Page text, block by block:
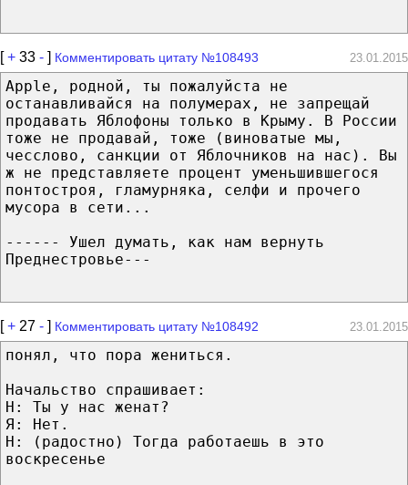
[+ 33 - ] Комментировать цитату №108493 23.01.2015
Apple, родной, ты пожалуйста не
останавливайся на полумерах, не запрещай
продавать Яблофоны только в Крыму. В России
тоже не продавай, тоже (виноватые мы,
чесслово, санкции от Яблочников на нас). Вы
ж не представляете процент уменьшившегося
понтостроя, гламурняка, селфи и прочего
мусора в сети...
------ Ушел думать, как нам вернуть
Преднестровье---
[+ 27 - ] Комментировать цитату №108492 23.01.2015
понял, что пора жениться.
Начальство спрашивает:
Н: Ты у нас женат?
Я: Нет.
Н: (радостно) Тогда работаешь в это
воскресенье